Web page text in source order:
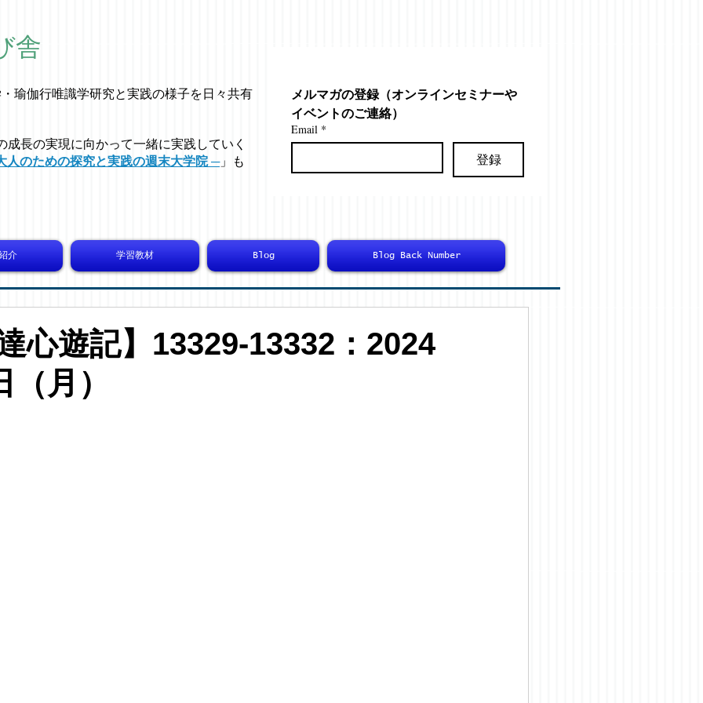
舎
瑜伽行唯識学研究と実践の様子を日々共有
長の実現に向かって一緒に実践していく
人のための探究と実践の週末大学院 ─」も
メルマガの登録（オンラインセミナーや
イベントのご連絡）
Email *
登録
介 学習教材 Blog Blog Back Number
心遊記】13329-13332：2024
月）